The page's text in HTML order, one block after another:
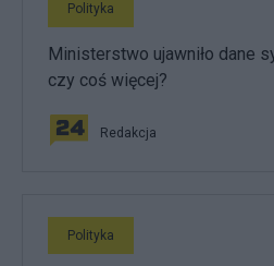
Polityka
Ministerstwo ujawniło dane
czy coś więcej?
Redakcja
Polityka